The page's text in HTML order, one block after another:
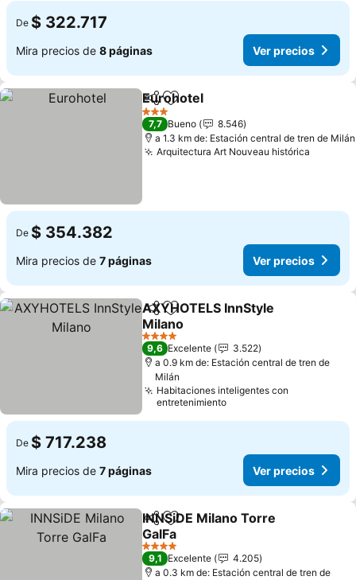
De $ 322.717
Mira precios de 8 páginas Ver precios
CompartirAgregar a favoritos
Eurohotel
3 Estrellas
7,7 Bueno
8.546
a 1.3 km de: Estación central de tren de Milán
Arquitectura Art Nouveau histórica
De $ 354.382
Mira precios de 7 páginas Ver precios
CompartirAgregar a favoritos
AXYHOTELS InnStyle
Milano
Ver precios
4 Estrellas
9,6 Excelente
3.522
a 0.9 km de: Estación central de tren de
Milán
Habitaciones inteligentes con
entretenimiento
De $ 717.238
Mira precios de 7 páginas Ver precios
CompartirAgregar a favoritos
INNSiDE Milano Torre
GalFa
Ver precios
4 Estrellas
9,1 Excelente
4.205
a 0.3 km de: Estación central de tren de